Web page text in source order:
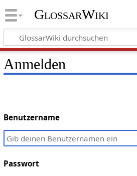
GlossarWiki
Anmelden
Benutzername
Passwort